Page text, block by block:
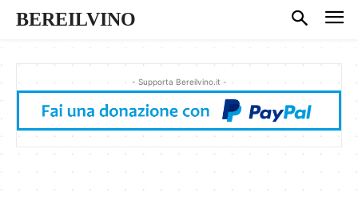
BEREILVINO
- Supporta Bereilvino.it -